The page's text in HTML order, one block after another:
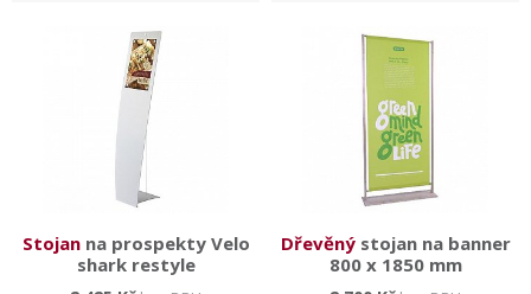
Stojanna prospekty Velo
shark restyle
Dřevěnýstojan na banner
800 x 1850 mm